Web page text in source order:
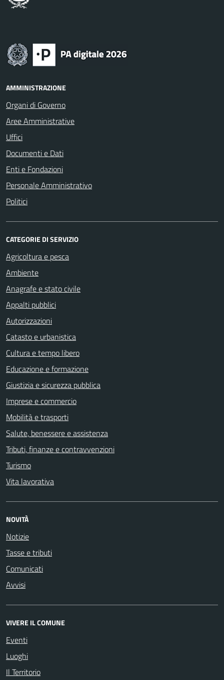
AMMINISTRAZIONE
Organi di Governo
Aree Amministrative
Uffici
Documenti e Dati
Enti e Fondazioni
Personale Amministrativo
Politici
CATEGORIE DI SERVIZIO
Agricoltura e pesca
Ambiente
Anagrafe e stato civile
Appalti pubblici
Autorizzazioni
Catasto e urbanistica
Cultura e tempo libero
Educazione e formazione
Giustizia e sicurezza pubblica
Imprese e commercio
Mobilità e trasporti
Salute, benessere e assistenza
Tributi, finanze e contravvenzioni
Turismo
Vita lavorativa
NOVITÀ
Notizie
Tasse e tributi
Comunicati
Avvisi
VIVERE IL COMUNE
Eventi
Luoghi
Il Territorio